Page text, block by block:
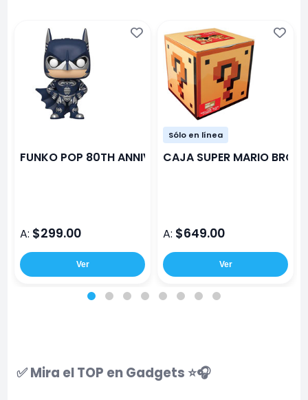
FUNKO POP 80TH ANNIVERSARY BATMAN 1997
A: $299.00
Ver
Sólo en línea
CAJA SUPER MARIO BROS
A: $649.00
Ver
✅ Mira el TOP en Gadgets ⭐️🎧